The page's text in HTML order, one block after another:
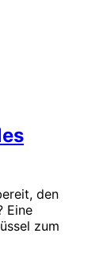
den
Eine
zum